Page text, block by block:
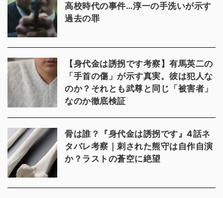
高校時代の事件…淳一の手洗いが示す
過去の罪
【身代金は誘拐です考察】有馬英二の
「手首の傷」が示す真実。彼は犯人な
のか？それとも武尊と同じ「被害者」
なのか徹底検証
骨は誰？『身代金は誘拐です』4話ネ
タバレ考察｜刺された熊守は自作自演
か？ラストの蒼空に絶望